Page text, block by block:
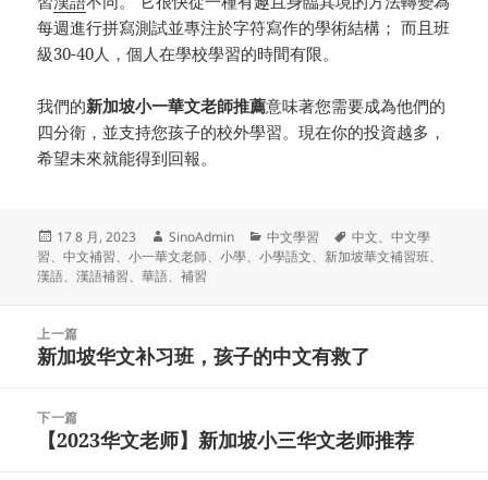
每週進行拼寫測試並專注於字符寫作的學術結構； 而且班
級30-40人，個人在學校學習的時間有限。
我們的新加坡小一華文老師推薦意味著您需要成為他們的
四分衛，並支持您孩子的校外學習。現在你的投資越多，
希望未來就能得到回報。
发
布
于
17 8 月, 2023
作
者
SinoAdmin
分
类
中文學習
标
签
中文、中文學
習、中文補習、小一華文老師、小學、小學語文、 新加坡華文補習班、
漢語、漢語補習、華語、補習
上一篇
上
文
章：
新加坡华文补习班，孩子的中文有救了
下一篇
下【2023华文老师】新加坡小三华文老师推荐